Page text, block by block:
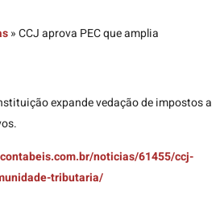
»CCJ aprova PEC que amplia
expande vedação de impostos a
noticias/61455/ccj-
tributaria/